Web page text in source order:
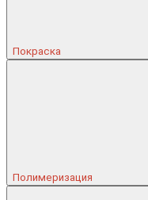
Покраска
Полимеризация